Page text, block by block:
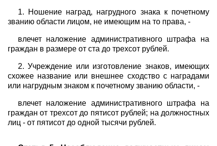
1. Ношение наград, нагрудного знака к почетному
званию области лицом, не имеющим на то права, -
влечет наложение административного штрафа на
граждан в размере от ста до трехсот рублей.
2. Учреждение или изготовление знаков, имеющих
схожее название или внешнее сходство с наградами
или нагрудным знаком к почетному званию области, -
влечет наложение административного штрафа на
граждан от трехсот до пятисот рублей; на должностных
лиц - от пятисот до одной тысячи рублей.